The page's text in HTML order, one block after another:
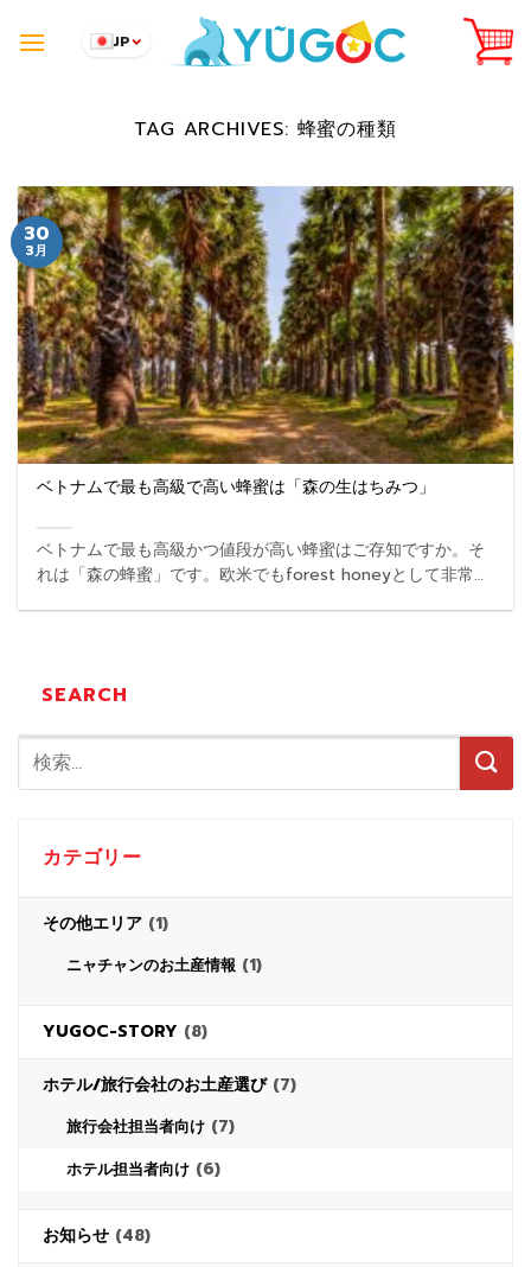
JP
TAG ARCHIVES: 蜂蜜の種類
SEARCH
カテゴリー
その他エリア (1)
ニャチャンのお土産情報 (1)
YUGOC-STORY (8)
ホテル/旅行会社のお土産選び(7)
旅行会社担当者向け (7)
ホテル担当者向け (6)
お知らせ (48)
ベトナムで最も高級で高い蜂蜜は「森の生はちみつ」
ベトナムで最も高級かつ値段が高い蜂蜜はご存知ですか。そ
れは「森の蜂蜜」です。欧米でもforest honeyとして非常に
30
3月